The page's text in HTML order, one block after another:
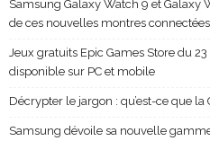
Samsung Galaxy Watch 9 et Galaxy
de ces nouvelles montres connectées
Jeux gratuits Epic Games Store du
disponible sur PC et mobile
Décrypter le jargon : qu’est-ce que la
Samsung dévoile sa nouvelle